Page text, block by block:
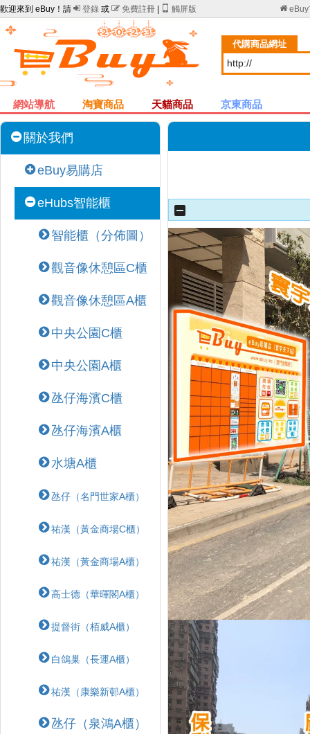
歡迎來到 eBuy！請  登錄 或  免費註冊 觸屏版 eBuy
代購商品網址
網站導航 淘寶商品 天貓商品 京東商品
關於我們
eBuy易購店
eHubs智能櫃
智能櫃（分佈圖）
觀音像休憩區C櫃
觀音像休憩區A櫃
中央公園C櫃
中央公園A櫃
氹仔海濱C櫃
氹仔海濱A櫃
水塘A櫃
氹仔（名門世家A櫃）
祐漢（黃金商場C櫃）
祐漢（黃金商場A櫃）
高士德（華暉閣A櫃）
提督街（栢威A櫃）
白鴿巢（長運A櫃）
祐漢（康樂新邨A櫃）
氹仔（泉鴻A櫃）